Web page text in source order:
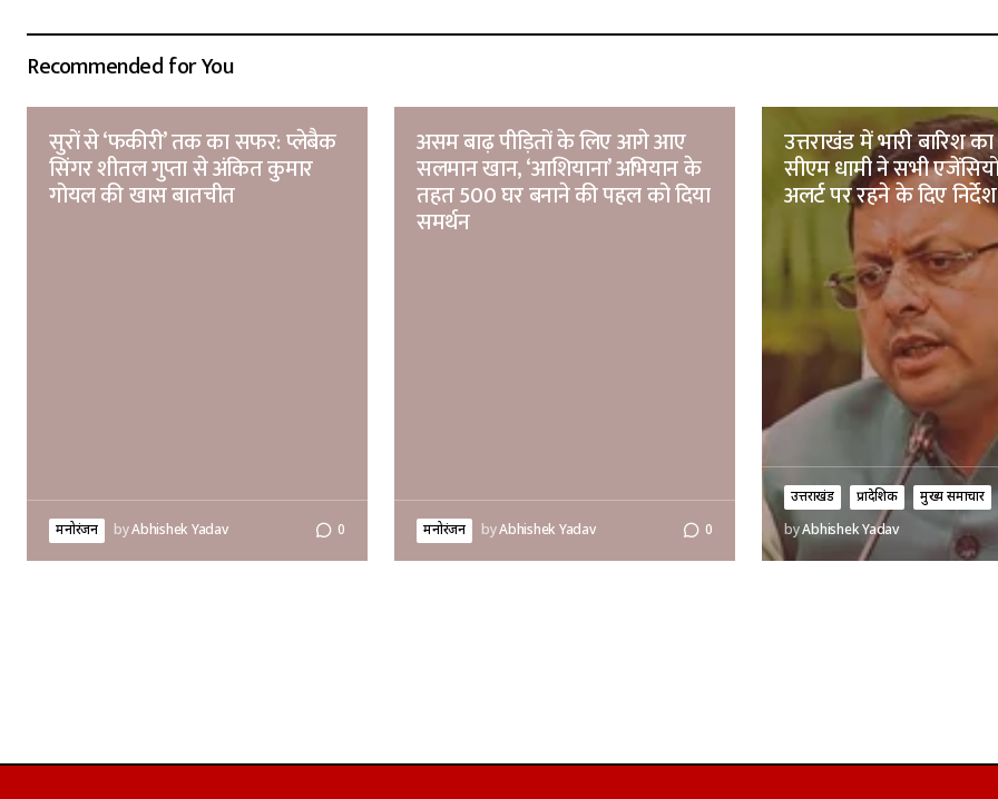
Recommended for You
सुरों से ‘फकीरी’ तक का सफर: प्लेबैक
सिंगर शीतल गुप्ता से अंकित कुमार
गोयल की खास बातचीत
मनोरंजन byAbhishek Yadav 0
असम बाढ़ पीड़ितों के लिए आगे आए
सलमान खान, ‘आशियाना’ अभियान के
तहत 500 घर बनाने की पहल को दिया
समर्थन
मनोरंजन byAbhishek Yadav 0
उत्तराखंड में भारी बारिश
सीएम धामी ने सभी
अलर्ट पर रहने के दिए निर्देश
उत्तराखंड प्रादेशिक
मुख्य समाचार
byAbhishek Yadav